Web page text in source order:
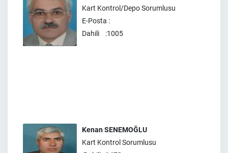
Kart Kontrol/Depo Sorumlusu
E-Posta :
Dahili :1005
Kenan SENEMOĞLU
Kart Kontrol Sorumlusu